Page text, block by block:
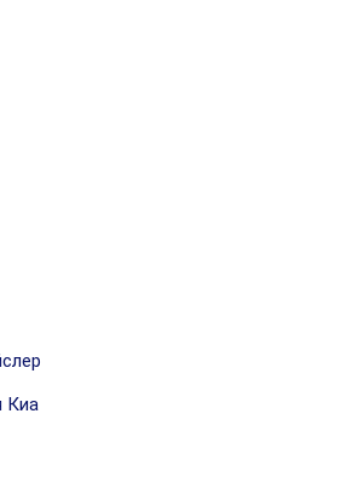
Киа